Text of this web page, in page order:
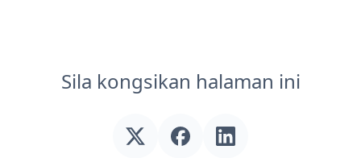
Sila kongsikan halaman ini